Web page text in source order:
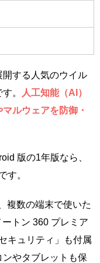
開する人気のウイル
。
人工知能（AI）
ルウェアを防御・
版の1年版なら、
す。
複数の端末で使いた
トン 360 プレミア
キュリティ」も付属
やタブレットも保